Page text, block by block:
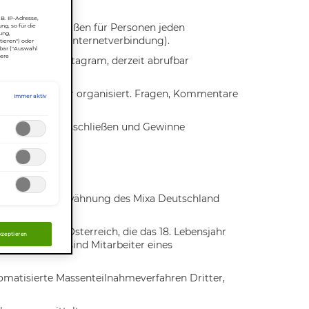
gleichermaßen für Personen jeden
für Internetverbindung).
von Instagram, derzeit abrufbar
oder organisiert. Fragen, Kommentare
ausschließen und Gewinne
der Erwähnung des Mixa Deutschland
Repubilk Österreich, die das 18. Lebensjahr
sind Mitarbeiter eines
Massenteilnahmeverfahren Dritter,
IP-Adresse,
so für die
oder
("Auswahl
Immer aktiv